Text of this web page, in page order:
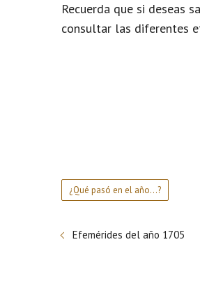
Recuerda que si deseas
consultar las diferentes
¿Qué pasó en el año...?
Efemérides del año 1705